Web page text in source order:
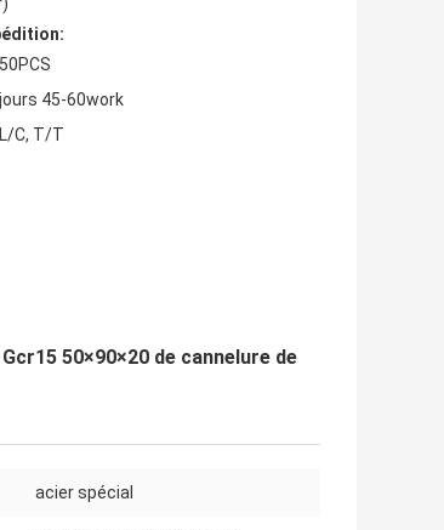
50PCS
jours 45-60work
L/C, T/T
50×90×20 de cannelure de
acier spécial